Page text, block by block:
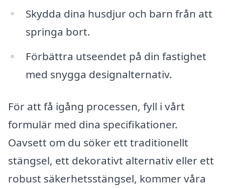
Skydda dina husdjur och barn från att
springa bort.
Förbättra utseendet på din fastighet
med snygga designalternativ.
För att få igång processen, fyll i vårt
formulär med dina specifikationer.
Oavsett om du söker ett traditionellt
stängsel, ett dekorativt alternativ eller ett
robust säkerhetsstängsel, kommer våra